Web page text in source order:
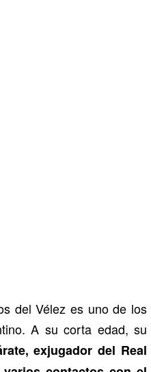
del Vélez es uno de los
A su corta edad, su
exjugador del Real